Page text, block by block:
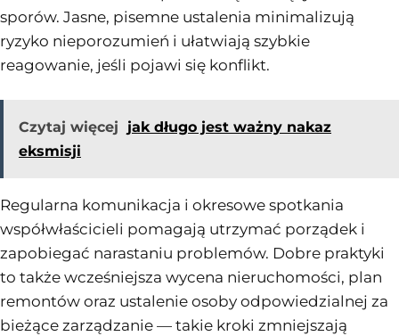
sporów. Jasne, pisemne ustalenia minimalizują
ryzyko nieporozumień i ułatwiają szybkie
reagowanie, jeśli pojawi się konflikt.
Czytaj więcej
jak długo jest ważny nakaz
eksmisji
Regularna komunikacja i okresowe spotkania
współwłaścicieli pomagają utrzymać porządek i
zapobiegać narastaniu problemów. Dobre praktyki
to także wcześniejsza wycena nieruchomości, plan
remontów oraz ustalenie osoby odpowiedzialnej za
bieżące zarządzanie — takie kroki zmniejszają